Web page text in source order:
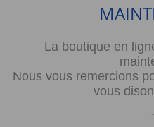
La boutique en
Nous vous remercions
vous